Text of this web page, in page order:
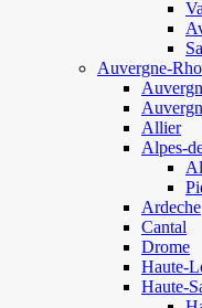
Auvergne-
Allier
Alpes-
Ardeche
Cantal
Drome
Haute-
Haute-